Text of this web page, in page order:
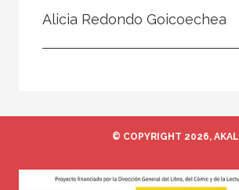
Alicia Redondo Goicoechea
© COPYRIGHT 2026, AKAL